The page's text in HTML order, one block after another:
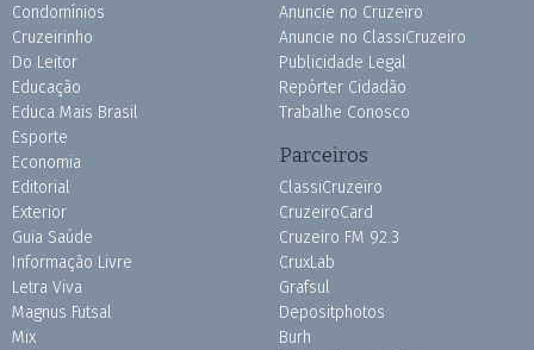
Condomínios
Cruzeirinho
Do Leitor
Educação
Educa Mais Brasil
Esporte
Economia
Editorial
Exterior
Guia Saúde
Informação Livre
Letra Viva
Magnus Futsal
Mix
Anuncie no Cruzeiro
Anuncie no ClassiCruzeiro
Publicidade Legal
Repórter Cidadão
Trabalhe Conosco
Parceiros
ClassiCruzeiro
CruzeiroCard
Cruzeiro FM 92.3
CruxLab
Grafsul
Depositphotos
Burh